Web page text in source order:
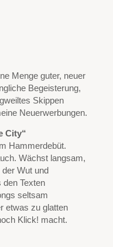
Menge guter, neuer
Begeisterung,
Skippen
Neuerwerbungen.
City“
Hammerdebüt.
Wächst langsam,
Wut und
den Texten
seltsam
etwas zu glatten
Klick! macht.